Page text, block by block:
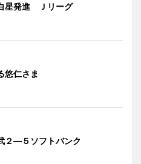
星発進 Ｊリーグ
悠仁さま
２―５ソフトバンク